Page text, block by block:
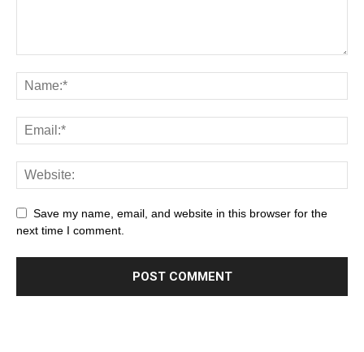
Save my name, email, and website in this browser for the
next time I comment.